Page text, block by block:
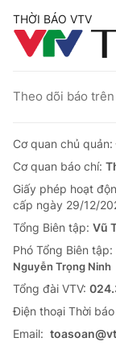
THỜI BÁO VTV
Theo dõi báo trên
Cơ quan chủ quản:
Cơ quan báo chí:
Giấy phép hoạt
cấp ngày 29/12/
Tổng Biên tập: Vũ
Phó Tổng Biên tập:
Nguyễn Trọng Ninh
Tổng đài VTV:
Ðiện thoại Thời báo
Email: